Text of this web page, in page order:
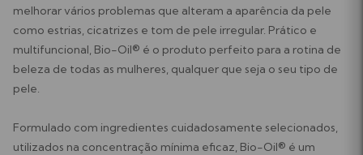
melhorar vários problemas que alteram a aparência da pele
como estrias, cicatrizes e tom de pele irregular. Prático e
multifuncional, Bio-Oil® é o produto perfeito para a rotina de
beleza de todas as mulheres, qualquer que seja o seu tipo de
pele.
Formulado com ingredientes cuidadosamente selecionados,
utilizados na concentração mínima eficaz, Bio-Oil® é um